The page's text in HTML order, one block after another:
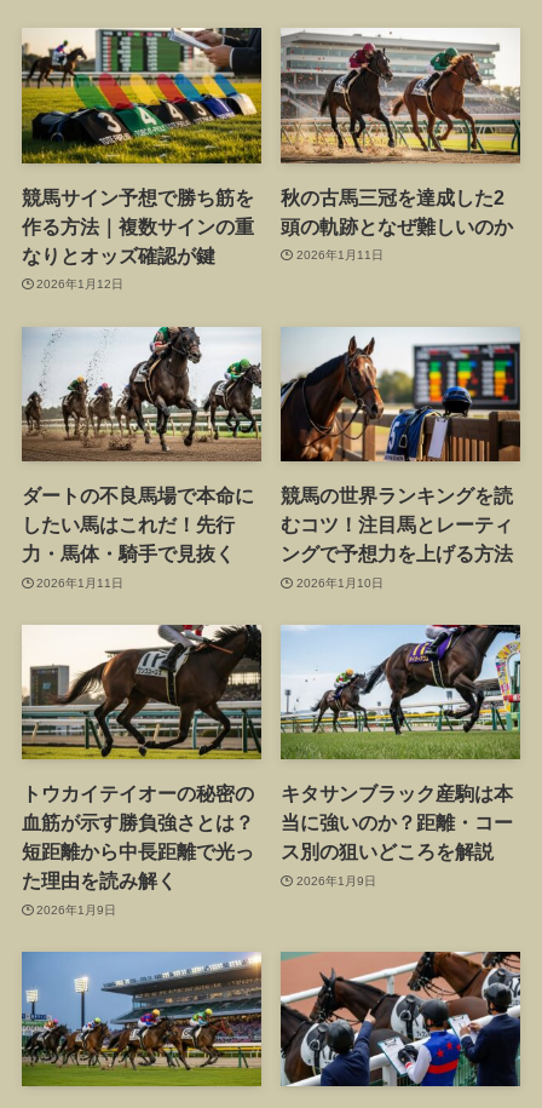
競馬サイン予想で勝ち筋を
作る方法｜複数サインの重
なりとオッズ確認が鍵
2026年1月12日
秋の古馬三冠を達成した2
頭の軌跡となぜ難しいのか
2026年1月11日
ダートの不良馬場で本命に
したい馬はこれだ！先行
力・馬体・騎手で見抜く
2026年1月11日
競馬の世界ランキングを読
むコツ！注目馬とレーティ
ングで予想力を上げる方法
2026年1月10日
トウカイテイオーの秘密の
血筋が示す勝負強さとは？
短距離から中長距離で光っ
た理由を読み解く
2026年1月9日
キタサンブラック産駒は本
当に強いのか？距離・コー
ス別の狙いどころを解説
2026年1月9日